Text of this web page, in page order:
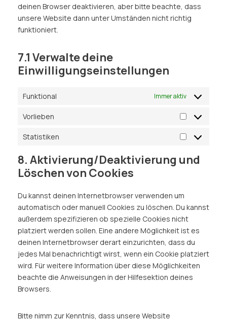
deinen Browser deaktivieren, aber bitte beachte, dass
unsere Website dann unter Umständen nicht richtig
funktioniert.
7.1 Verwalte deine
Einwilligungseinstellungen
Funktional Immer aktiv
Vorlieben
Statistiken
8. Aktivierung/Deaktivierung und
Löschen von Cookies
Du kannst deinen Internetbrowser verwenden um
automatisch oder manuell Cookies zu löschen. Du kannst
außerdem spezifizieren ob spezielle Cookies nicht
platziert werden sollen. Eine andere Möglichkeit ist es
deinen Internetbrowser derart einzurichten, dass du
jedes Mal benachrichtigt wirst, wenn ein Cookie platziert
wird. Für weitere Information über diese Möglichkeiten
beachte die Anweisungen in der Hilfesektion deines
Browsers.
Bitte nimm zur Kenntnis, dass unsere Website